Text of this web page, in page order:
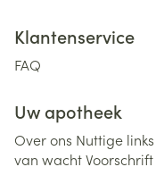
Klantenservice
FAQ
Uw apotheek
Over ons Nuttige links
van wachtVoorschrift